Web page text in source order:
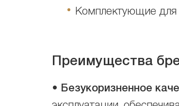
Комплектующие для
Преимущества
• Безукоризненное